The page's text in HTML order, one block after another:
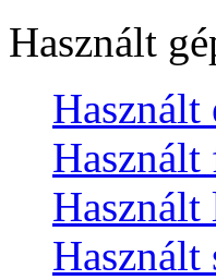
Használt
Használt
Használt